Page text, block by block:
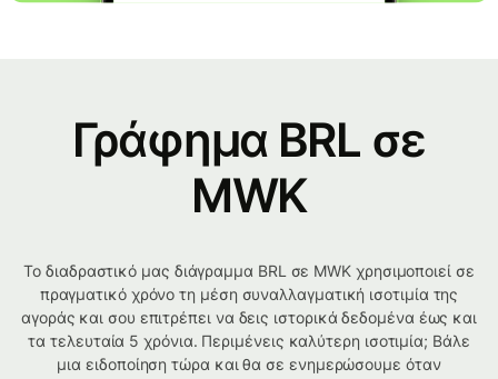
Γράφημα BRL σε
MWK
Το διαδραστικό μας διάγραμμα BRL σε MWK χρησιμοποιεί σε
πραγματικό χρόνο τη μέση συναλλαγματική ισοτιμία της
αγοράς και σου επιτρέπει να δεις ιστορικά δεδομένα έως και
τα τελευταία 5 χρόνια. Περιμένεις καλύτερη ισοτιμία; Βάλε
μια ειδοποίηση τώρα και θα σε ενημερώσουμε όταν